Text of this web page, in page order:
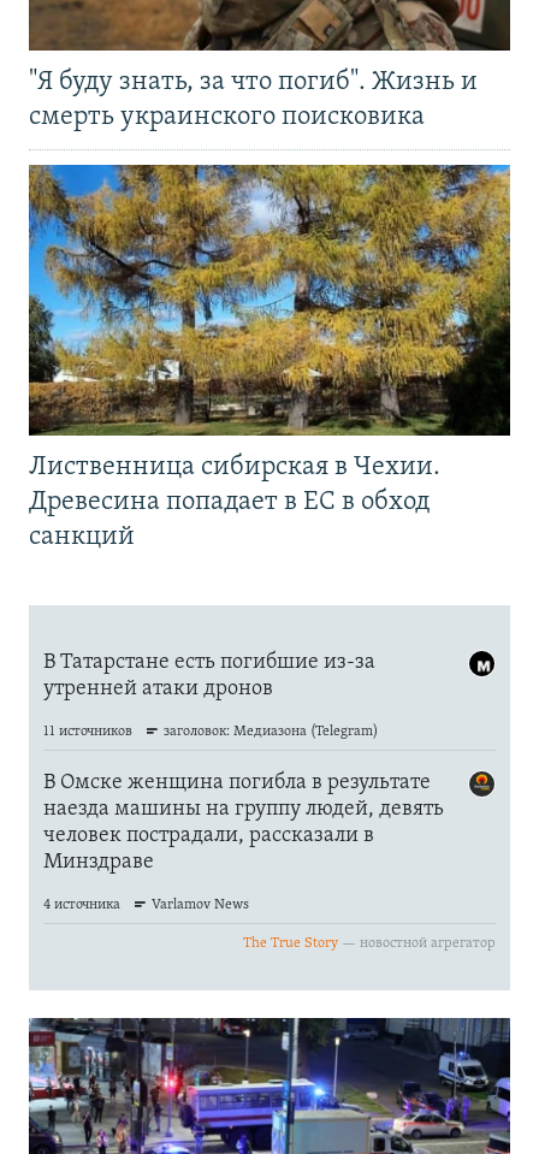
"Я буду знать, за что погиб". Жизнь и
смерть украинского поисковика
Лиственница сибирская в Чехии.
Древесина попадает в ЕС в обход
санкций